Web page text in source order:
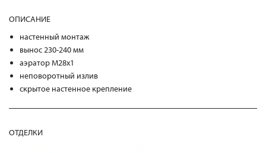
ОПИСАНИЕ
настенный монтаж
вынос 230-240 мм
аэратор M28x1
неповоротный излив
скрытое настенное крепление
ОТДЕЛКИ